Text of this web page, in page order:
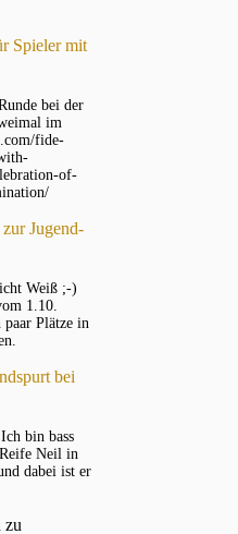
Spieler mit
bei der
im
fide-
of-
Jugend-
Weiß ;-)
1.10.
Plätze in
bei
bin bass
Neil in
dabei ist er
zu